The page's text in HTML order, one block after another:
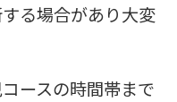
る場合があり大変
ースの時間帯まで